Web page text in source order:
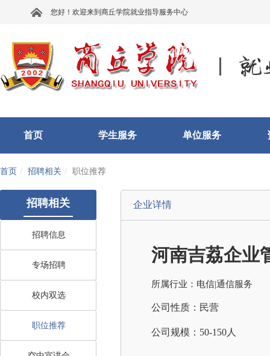
您好！欢迎来到商丘学院就业指导服务中心
首页 学生服务 单位服务
首页 招聘相关 职位推荐
招聘相关
招聘信息
专场招聘
校内双选
职位推荐
企业详情
河南吉荔企业
所属行业：电信|通信服务
公司性质：民营
公司规模：50-150人